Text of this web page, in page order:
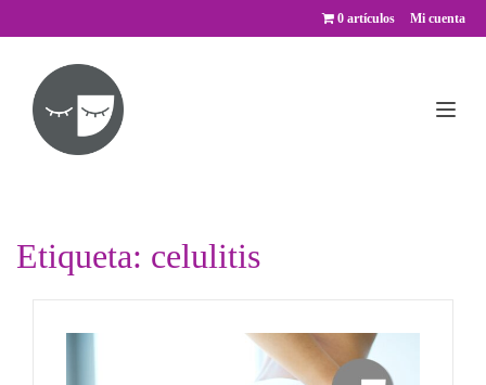
Mi cuenta
0 artículos
Etiqueta: celulitis